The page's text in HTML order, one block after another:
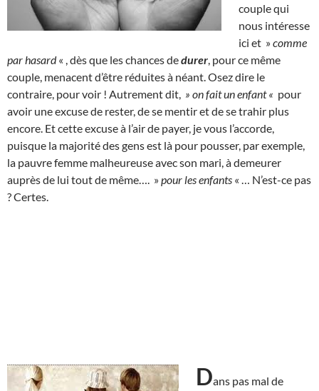
couple qui
nous intéresse
ici et »comme
par hasard« , dès que les chances dedurer , pour ce même
couple, menacent d’être réduites à néant. Osez dire le
contraire, pour voir ! Autrement dit, » on fait un enfant « pour
avoir une excuse de rester, de se mentir et de se trahir plus
encore. Et cette excuse à l’air de payer, je vous l’accorde,
puisque la majorité des gens est là pour pousser, par exemple,
la pauvre femme malheureuse avec son mari, à demeurer
auprès de lui tout de même…. »pour les enfants « … N’est-ce pas
? Certes.
Dans pas mal de